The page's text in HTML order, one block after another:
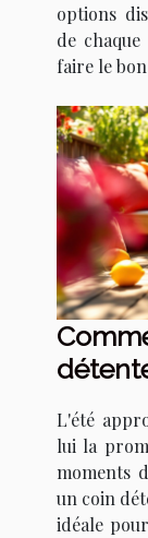
options
de
faire le
L'été
lui la
moments
un coin
idéale